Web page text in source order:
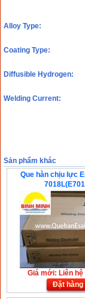
Alloy Type:
Coating Type:
Diffusible Hydrogen:
Welding Current:
Sản phẩm khác
Que hàn chịu lực
Giá mới: Liên hệ
Đặt hàng